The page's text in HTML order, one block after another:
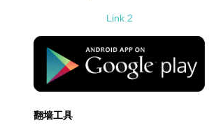
Link 2
standard-icon-googleplay-app-
翻墙工具